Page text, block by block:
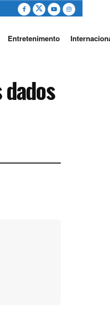
Entretenimento